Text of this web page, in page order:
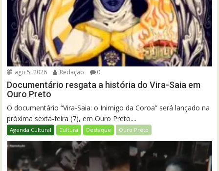
ago 5, 2026 Redação 0
Documentário resgata a história do Vira-Saia em
Ouro Preto
O documentário “Vira-Saia: o Inimigo da Coroa” será lançado na
próxima sexta-feira (7), em Ouro Preto....
Agenda Cultural Cultura Destaque Ouro Preto